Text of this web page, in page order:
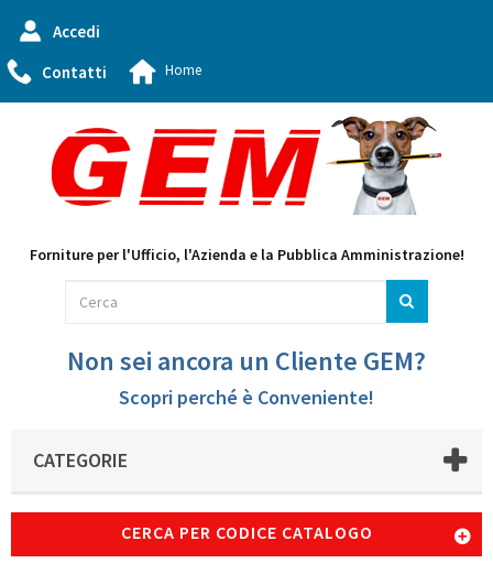
Accedi
Contatti
Home
Forniture per l'Ufficio, l'Azienda e la Pubblica Amministrazione!
Non sei ancora un Cliente GEM?
Scopri perché è Conveniente!
CATEGORIE
CERCA PER CODICE CATALOGO